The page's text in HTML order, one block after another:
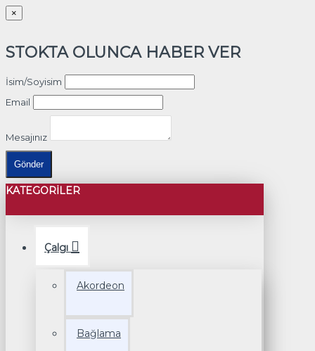
×
STOKTA OLUNCA HABER VER
İsim/Soyisim
Email
Mesajınız
Gönder
KATEGORILER
Çalgı
Akordeon
Bağlama